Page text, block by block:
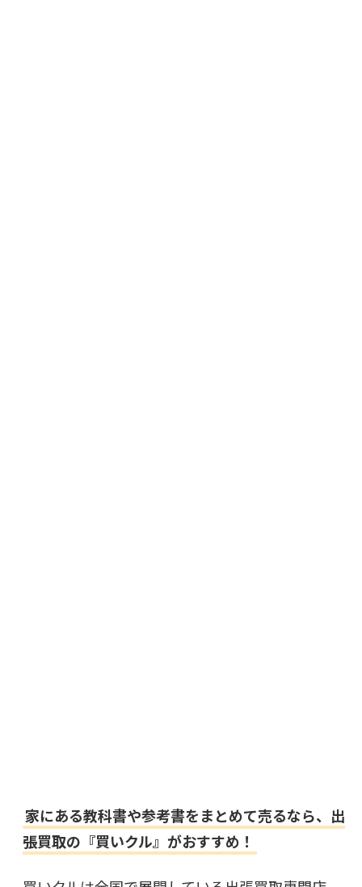
家にある教科書や参考書をまとめて売るなら、出
張買取の『買いクル』がおすすめ！